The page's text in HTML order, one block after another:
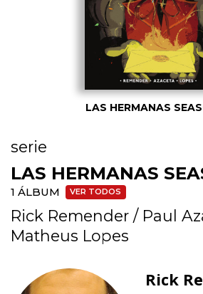
LAS HERMANAS
serie
LAS HERMANAS
1 ÁLBUM VER TODOS
Rick Remender / Paul
Matheus Lopes
Rick